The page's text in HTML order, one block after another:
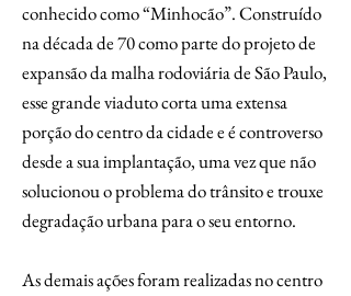
conhecido como “Minhocão”. Construído
na década de 70 como parte do projeto de
expansão da malha rodoviária de São Paulo,
esse grande viaduto corta uma extensa
porção do centro da cidade e é controverso
desde a sua implantação, uma vez que não
solucionou o problema do trânsito e trouxe
degradação urbana para o seu entorno.
As demais ações foram realizadas no centro